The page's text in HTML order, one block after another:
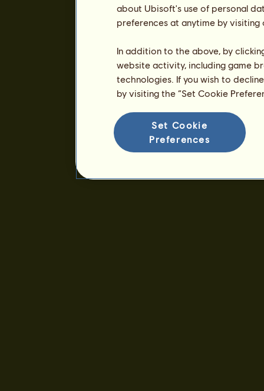
about Ubisoft's use of personal
preferences at anytime by
In addition to the above, by
website activity, including game
technologies. If you wish to
by visiting the “Set Cookie
Set Cookie
Preferences